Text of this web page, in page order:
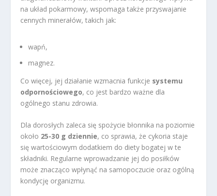
na układ pokarmowy, wspomaga także przyswajanie
cennych minerałów, takich jak:
wapń,
magnez.
Co więcej, jej działanie wzmacnia funkcje systemu
odpornościowego, co jest bardzo ważne dla
ogólnego stanu zdrowia.
Dla dorosłych zaleca się spożycie błonnika na poziomie
około 25-30 g dziennie, co sprawia, że cykoria staje
się wartościowym dodatkiem do diety bogatej w te
składniki. Regularne wprowadzanie jej do posiłków
może znacząco wpłynąć na samopoczucie oraz ogólną
kondycję organizmu.